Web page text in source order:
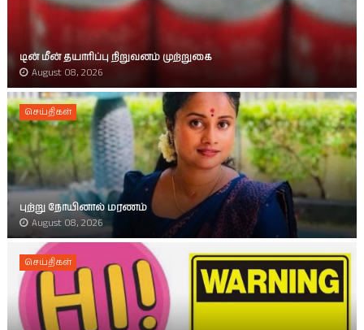
டின் மீன் தயாரிப்பு நிறுவனம் முற்றுகை
August 08, 2026
செய்திகள்
புற்று நோயினால் மரணம்
August 08, 2026
செய்திகள்